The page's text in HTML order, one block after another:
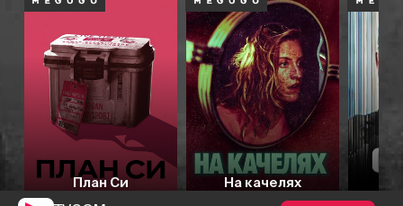
План Си На качелях